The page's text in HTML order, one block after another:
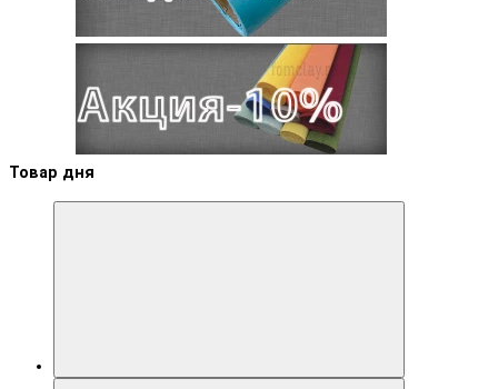
Товар дня